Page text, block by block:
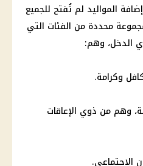
المواليد لم تُفتح للجميع
محددة من الفئات التي
الدخل، وهم:
وكرامة.
وهم من ذوي الإعاقات
الاجتماعي.